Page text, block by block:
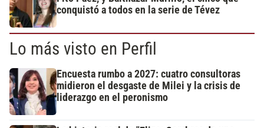
conquistó a todos en la serie de Tévez
Lo más visto en Perfil
Encuesta rumbo a 2027: cuatro consultoras
midieron el desgaste de Milei y la crisis de
liderazgo en el peronismo